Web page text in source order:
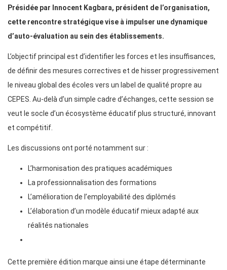
Présidée par Innocent Kagbara, président de l’organisation,
cette rencontre stratégique vise à impulser une dynamique
d’auto-évaluation au sein des établissements.
L’objectif principal est d’identifier les forces et les insuffisances,
de définir des mesures correctives et de hisser progressivement
le niveau global des écoles vers un label de qualité propre au
CEPES. Au-delà d’un simple cadre d’échanges, cette session se
veut le socle d’un écosystème éducatif plus structuré, innovant
et compétitif.
Les discussions ont porté notamment sur :
L’harmonisation des pratiques académiques
La professionnalisation des formations
L’amélioration de l’employabilité des diplômés
L’élaboration d’un modèle éducatif mieux adapté aux
réalités nationales
Cette première édition marque ainsi une étape déterminante